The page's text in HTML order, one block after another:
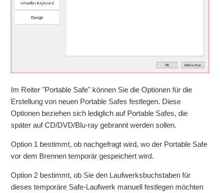
Im Reiter "Portable Safe" können Sie die Optionen für die
Erstellung von neuen Portable Safes festlegen. Diese
Optionen beziehen sich lediglich auf Portable Safes, die
später auf CD/DVD/Blu-ray gebrannt werden sollen.
Option 1 bestimmt, ob nachgefragt wird, wo der Portable Safe
vor dem Brennen temporär gespeichert wird.
Option 2 bestimmt, ob Sie den Laufwerksbuchstaben für
dieses temporäre Safe-Laufwerk manuell festlegen möchten